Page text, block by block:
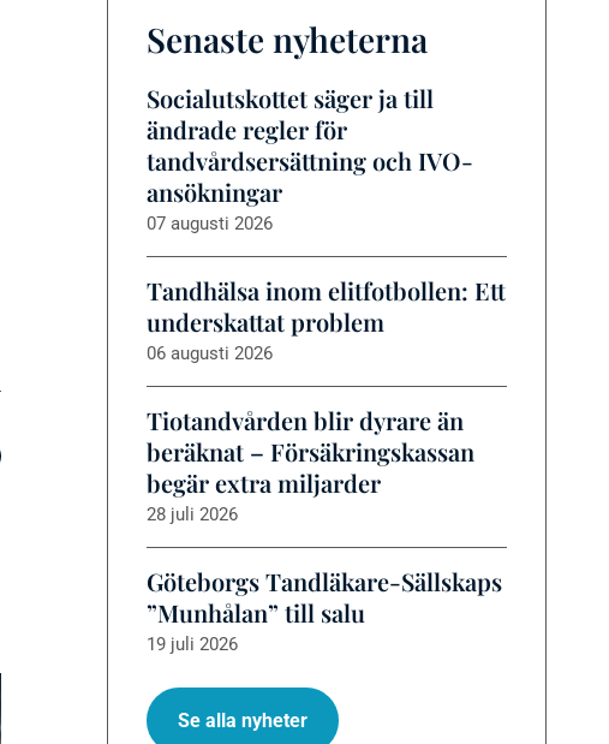
Senaste nyheterna
Socialutskottet säger ja till
ändrade regler för
tandvårdsersättning och IVO-
ansökningar
07 augusti 2026
Tandhälsa inom elitfotbollen: Ett
underskattat problem
06 augusti 2026
Tiotandvården blir dyrare än
beräknat – Försäkringskassan
begär extra miljarder
28 juli 2026
Göteborgs Tandläkare-Sällskaps
”Munhålan” till salu
19 juli 2026
Se alla nyheter